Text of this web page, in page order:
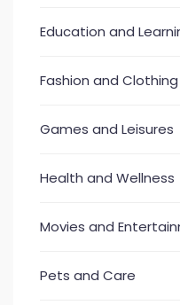
Education and
Fashion and Clothing
Games and Leisures
Health and Wellness
Movies and
Pets and Care